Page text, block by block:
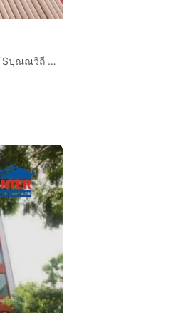
คอนโดมิเนียม 27.57 ตร.ม. เดอะไพรเวซี สุขุมวิท101 ใกล้ BTSปุณณวิถี ซอยปุณณวิถี16 ถนนสุขุมวิท ถนนซอยปุณณวิถี16 เขตพระโขนง กรุงเทพมหานคร